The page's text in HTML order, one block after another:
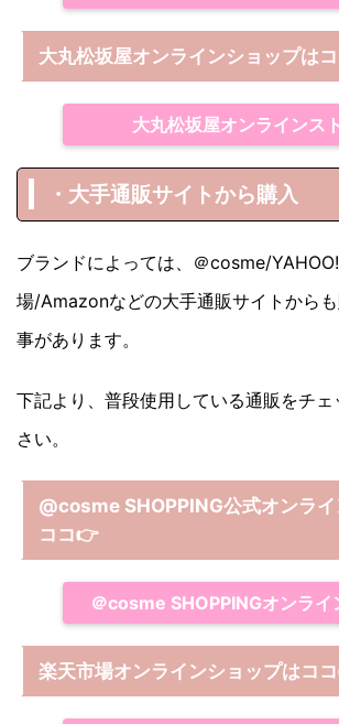
大丸松坂屋オンラインショップは
大丸松坂屋オンラインス
・大手通販サイトから購入
ブランドによっては、＠cosme/
場/Amazonなどの大手通販サイトから
事があります。
下記より、普段使用している通販をチ
さい。
@cosme SHOPPING公式オンラ
ココ👉
＠cosme SHOPPINGオンライ
楽天市場オンラインショップはココ